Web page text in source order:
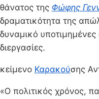
θάνατος της Φώφης
δραματικότητα της
δυναμικό υποτιμημένες
διεργασίες.
κείμενο Καρακούσης
«Ο πολιτικός χρόνος,